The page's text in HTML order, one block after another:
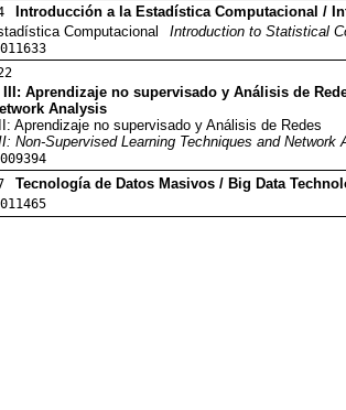
Introducción a la Estadística Computacional /
Computacional
Introduction to Statistical
III: Aprendizaje no supervisado y Análisis de
Analysis
Aprendizaje no supervisado y Análisis de Redes
Non-Supervised Learning Techniques and Network
Tecnología de Datos Masivos / Big Data